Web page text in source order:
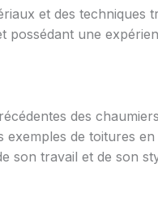
et des techniques
possédant une
des
de toitures en
son travail et de son